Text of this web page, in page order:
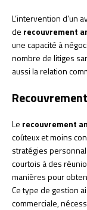
L’intervention d’un
de recouvrement
une capacité à
nombre de litiges
aussi la relation
Le recouvrement
coûteux et moins
stratégies
courtois à des
manières pour
Ce type de gestion
commerciale,